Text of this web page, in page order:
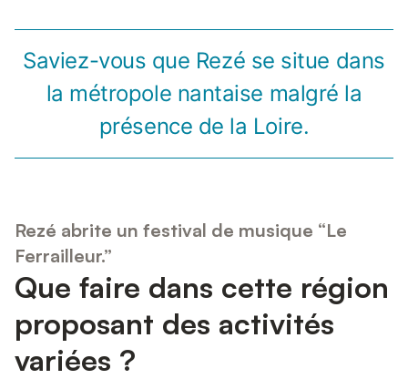
Saviez-vous que Rezé se situe dans
la métropole nantaise malgré la
présence de la Loire.
Rezé abrite un festival de musique “Le
Ferrailleur.”
Que faire dans cette région
proposant des activités
variées ?